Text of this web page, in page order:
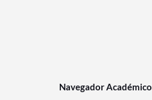
Navegador Académico